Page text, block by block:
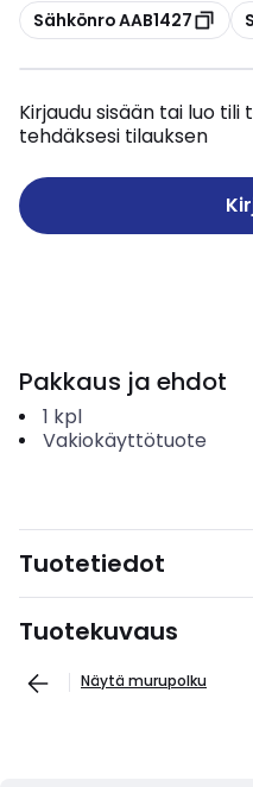
Kopioi
Sähkönro AAB1427
Kirjaudu sisään tai luo
tehdäksesi tilauksen
Pakkaus ja ehdot
1 kpl
Vakiokäyttötuote
Tuotetiedot
Tuotekuvaus
Näytä murupolku